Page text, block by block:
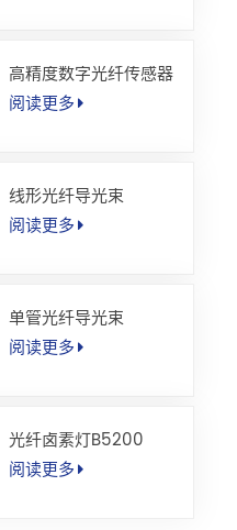
高精度数字光纤传感器
阅读更多
线形光纤导光束
阅读更多
单管光纤导光束
阅读更多
光纤卤素灯B5200
阅读更多